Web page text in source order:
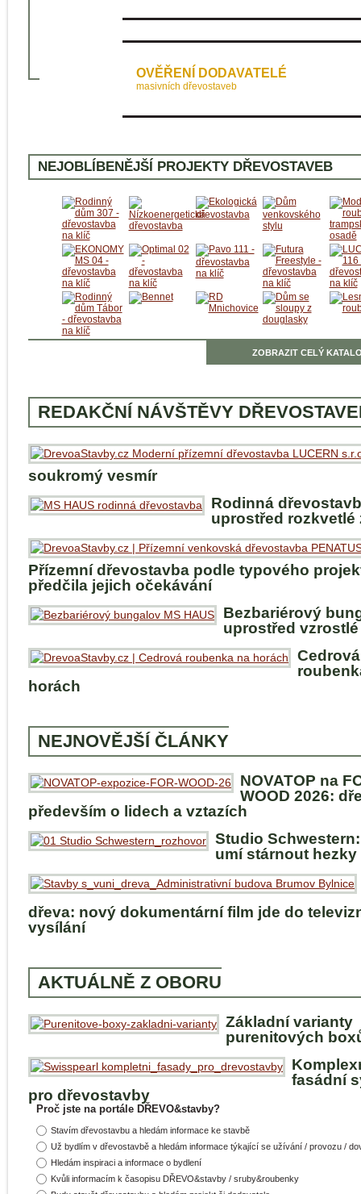
OVĚŘENÍ DODAVATELÉ
masivních dřevostaveb
NEJOBLÍBENĚJŠÍ PROJEKTY DŘEVOSTAVEB
ZOBRAZIT CELÝ
REDAKČNÍ NÁVŠTĚVY
soukromý vesmír
Rodinná
uprostřed rozkvetlé
Přízemní dřevostavba podle typového
předčila jejich očekávání
Bezbariérový
uprostřed
Cedrová
horách
NEJNOVĚJŠÍ ČLÁNKY
NOVATOP na
WOOD 2026:
především o lidech a vztazích
Studio
umí stárnout hezky
dřeva: nový dokumentární film jde do
vysílání
AKTUÁLNĚ Z OBORU
Základní varianty
purenitových
fasádní
pro dřevostavby
Proč jste na portále DŘEVO&stavby?
Stavím dřevostavbu a hledám informace ke stavbě
Už bydlím v dřevostavbě a hledám informace týkající se užívání / provozu /
Hledám inspiraci a informace o bydlení
Kvůli informacím k časopisu DŘEVO&stavby / sruby&roubenky